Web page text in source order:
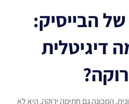
של הבייסיק:
דיגיטלית
המכונה גם חתימה ירוקה, היא לא